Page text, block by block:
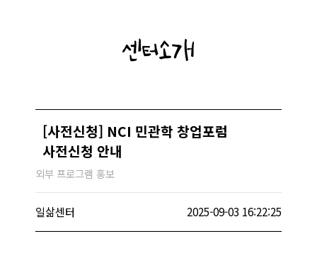
센터소개
[사전신청] NCI 민관학 창업포럼
사전신청 안내
외부 프로그램 홍보
일삶센터 2025-09-03 16:22:25